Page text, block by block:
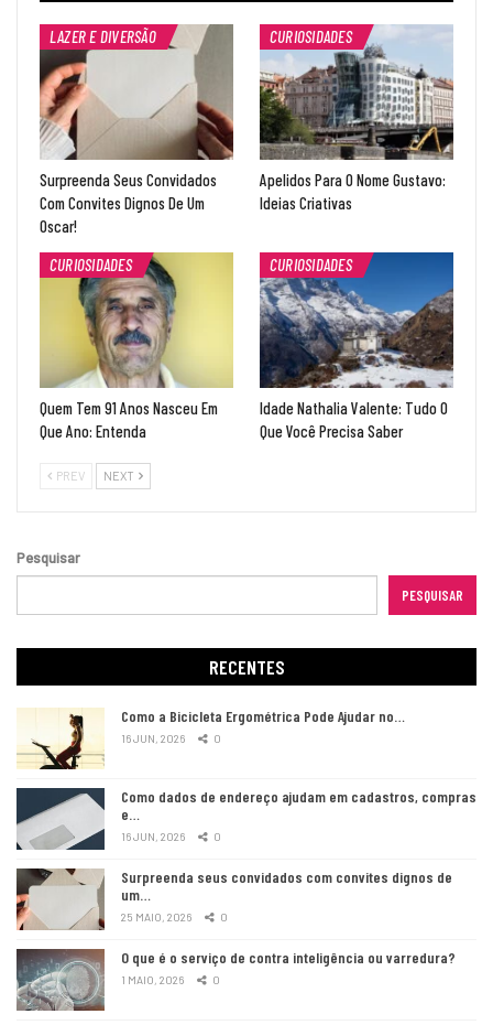
LAZER E DIVERSÃO
Surpreenda Seus Convidados
Com Convites Dignos De Um
Oscar!
CURIOSIDADES
Apelidos Para O Nome Gustavo:
Ideias Criativas
CURIOSIDADES
Quem Tem 91 Anos Nasceu Em
Que Ano: Entenda
CURIOSIDADES
Idade Nathalia Valente: Tudo O
Que Você Precisa Saber
PREV NEXT
Pesquisar
PESQUISAR
RECENTES
Como a Bicicleta Ergométrica Pode Ajudar no…
16 JUN, 2026 0
Como dados de endereço ajudam em cadastros, compras
e…
16 JUN, 2026 0
Surpreenda seus convidados com convites dignos de
um…
25 MAIO, 2026 0
O que é o serviço de contra inteligência ou varredura?
1 MAIO, 2026 0